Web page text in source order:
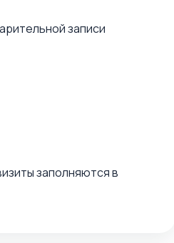
записи
заполняются в